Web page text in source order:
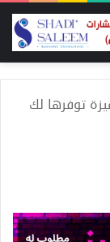
توفرها لك